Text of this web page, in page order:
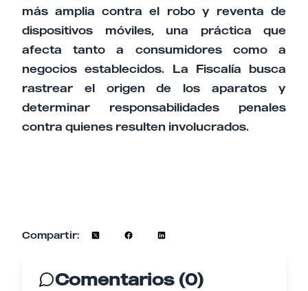
más amplia contra el robo y reventa de
dispositivos móviles, una práctica que
afecta tanto a consumidores como a
negocios establecidos. La Fiscalía busca
rastrear el origen de los aparatos y
determinar responsabilidades penales
contra quienes resulten involucrados.
Compartir:
Comentarios (0)